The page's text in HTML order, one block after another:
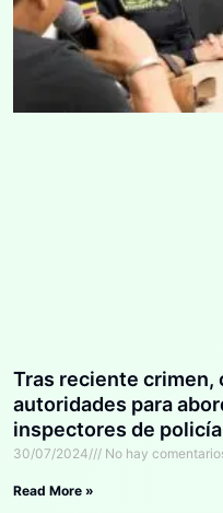
Tras reciente crimen,
autoridades para
inspectores de policía
30/07/2024 No hay
Read More »